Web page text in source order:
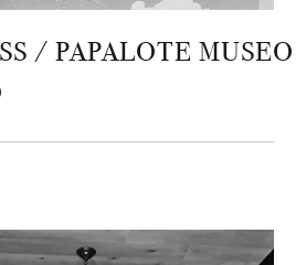
/ PAPALOTE MUSEO